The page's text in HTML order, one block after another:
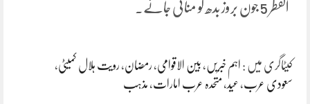
الفطر 5 جون بروز بدھ کو منائی جائے۔
کیٹاگری میں : اہم خبریں، بین الاقوامی، رمضان، رویت ہلال کمیٹی،
سعودی عرب، عید، متحدہ عرب امارات، مذہب